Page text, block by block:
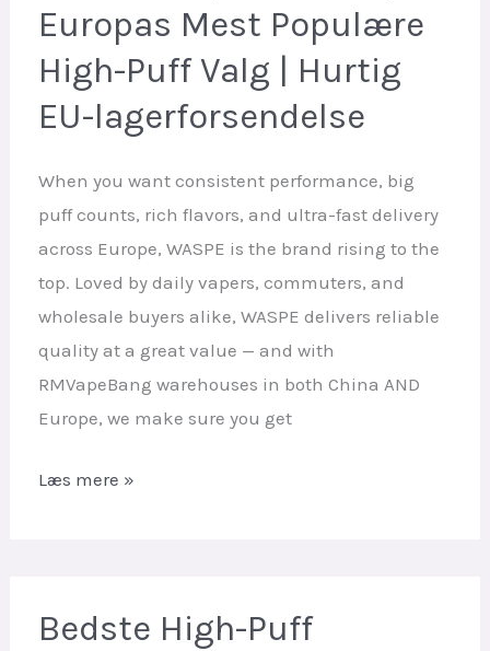
Komplet
guide
til
brugere
Europas Mest Populære
High-Puff Valg | Hurtig
EU-lagerforsendelse
When you want consistent performance, big
puff counts, rich flavors, and ultra-fast delivery
across Europe, WASPE is the brand rising to the
top. Loved by daily vapers, commuters, and
wholesale buyers alike, WASPE delivers reliable
quality at a great value — and with
RMVapeBang warehouses in both China AND
Europe, we make sure you get
WASPE
Mest
Læs mere »
Bedste High-Puff